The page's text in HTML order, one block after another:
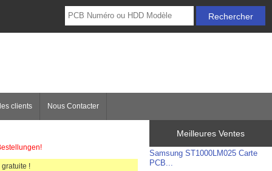
clients Nous Contacter
!
Meilleures Ventes
Samsung ST1000LM025 Carte
PCB...